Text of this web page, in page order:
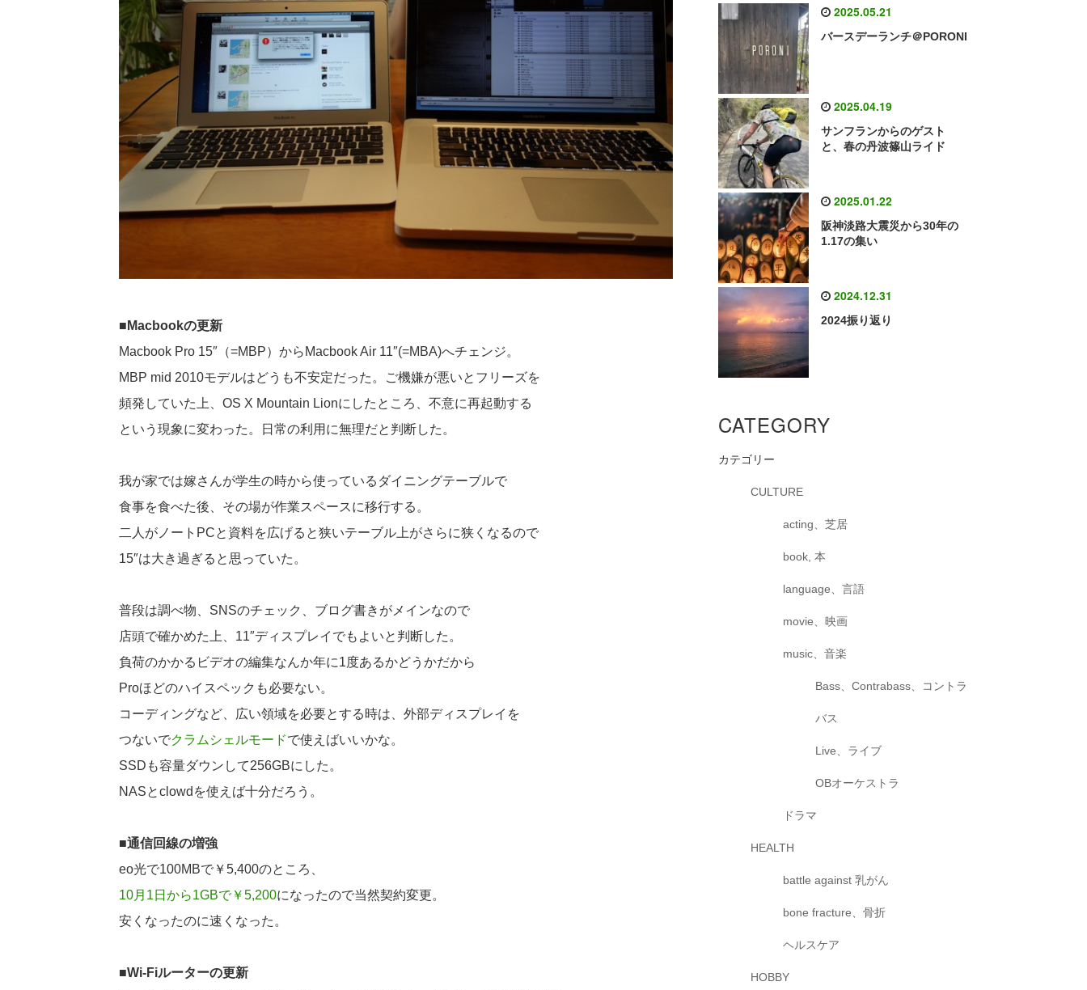
■Macbookの更新
Macbook Pro 15″（=MBP）からMacbook Air 11″(=MBA)へチェンジ。
MBP mid 2010モデルはどうも不安定だった。ご機嫌が悪いとフリーズを
頻発していた上、OS X Mountain Lionにしたところ、不意に再起動する
という現象に変わった。日常の利用に無理だと判断した。
我が家では嫁さんが学生の時から使っているダイニングテーブルで
食事を食べた後、その場が作業スペースに移行する。
二人がノートPCと資料を広げると狭いテーブル上がさらに狭くなるので
15″は大き過ぎると思っていた。
普段は調べ物、SNSのチェック、ブログ書きがメインなので
店頭で確かめた上、11″ディスプレイでもよいと判断した。
負荷のかかるビデオの編集なんか年に1度あるかどうかだから
Proほどのハイスペックも必要ない。
コーディングなど、広い領域を必要とする時は、外部ディスプレイを
つないでクラムシェルモードで使えばいいかな。
SSDも容量ダウンして256GBにした。
NASとclowdを使えば十分だろう。
■通信回線の増強
eo光で100MBで￥5,400のところ、
10月1日から1GBで￥5,200になったので当然契約変更。
安くなったのに速くなった。
■Wi-Fiルーターの更新
2025.05.21
バースデーランチ＠PORONI
2025.04.19
サンフランからのゲスト
と、春の丹波篠山ライド
2025.01.22
阪神淡路大震災から30年の
1.17の集い
2024.12.31
2024振り返り
CATEGORY
カテゴリー
CULTURE
acting、芝居
book, 本
language、言語
movie、映画
music、音楽
Bass、Contrabass、コントラ
バス
Live、ライブ
OBオーケストラ
ドラマ
HEALTH
battle against 乳がん
bone fracture、骨折
ヘルスケア
HOBBY